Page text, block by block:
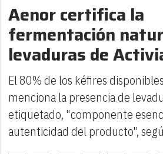
Aenor certifica la
fermentación
levaduras de
El 80% de los kéfires
menciona la presencia de
etiquetado, "componente
autenticidad del producto",